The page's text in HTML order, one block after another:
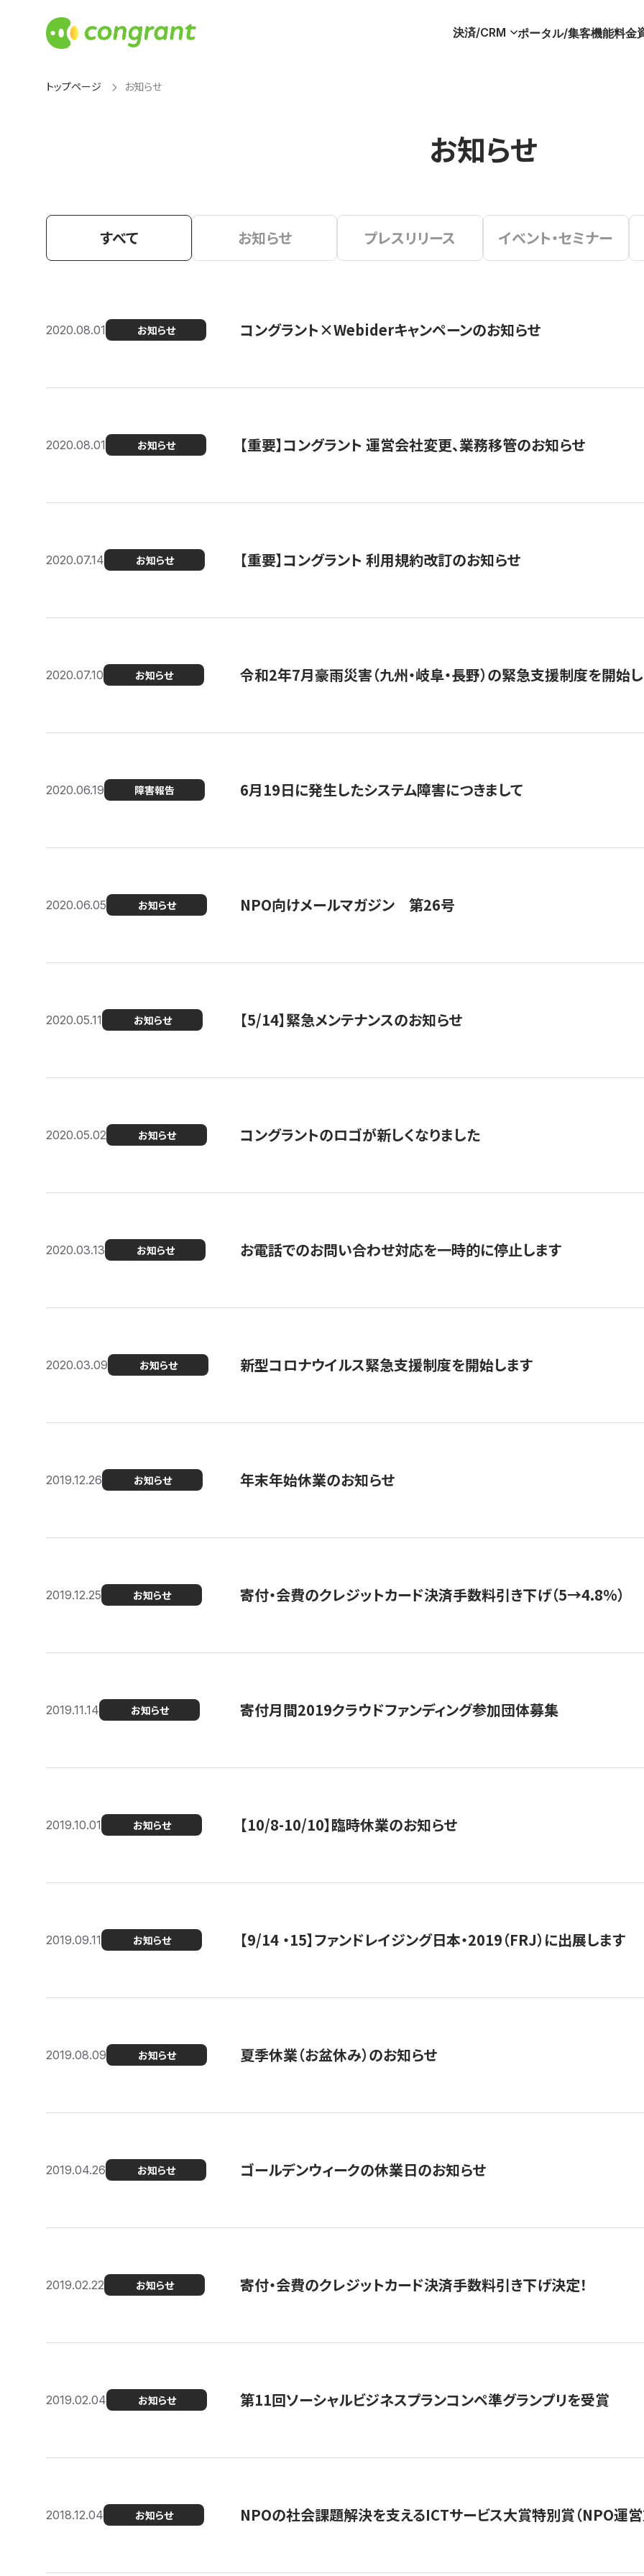
決済/CRM ポータル/集客機能料金
トップページ お知らせ
お知らせ
すべて お知らせ プレスリリース イベント・セミナー
2020.08.01 お知らせ コングラント×Webiderキャンペーンのお知らせ
2020.08.01 お知らせ 【重要】コングラント 運営会社変更、業務移管のお知らせ
2020.07.14 お知らせ 【重要】コングラント 利用規約改訂のお知らせ
2020.07.10 お知らせ 令和2年7月豪雨災害（九州・岐阜・長野）の緊急支援制度を開始
2020.06.19 障害報告 6月19日に発生したシステム障害につきまして
2020.06.05 お知らせ NPO向けメールマガジン 第26号
2020.05.11 お知らせ 【5/14】緊急メンテナンスのお知らせ
2020.05.02 お知らせ コングラントのロゴが新しくなりました
2020.03.13 お知らせ お電話でのお問い合わせ対応を一時的に停止します
2020.03.09 お知らせ 新型コロナウイルス緊急支援制度を開始します
2019.12.26 お知らせ 年末年始休業のお知らせ
2019.12.25 お知らせ 寄付・会費のクレジットカード決済手数料引き下げ（5→4.8%）
2019.11.14 お知らせ 寄付月間2019クラウドファンディング参加団体募集
2019.10.01 お知らせ 【10/8-10/10】臨時休業のお知らせ
2019.09.11 お知らせ 【9/14 ・15】ファンドレイジング日本・2019（FRJ）に出展します
2019.08.09 お知らせ 夏季休業（お盆休み）のお知らせ
2019.04.26 お知らせ ゴールデンウィークの休業日のお知らせ
2019.02.22 お知らせ 寄付・会費のクレジットカード決済手数料引き下げ決定！
2019.02.04 お知らせ 第11回ソーシャルビジネスプランコンペ準グランプリを受賞
2018.12.04 お知らせ NPOの社会課題解決を支えるICTサービス大賞特別賞（NPO運